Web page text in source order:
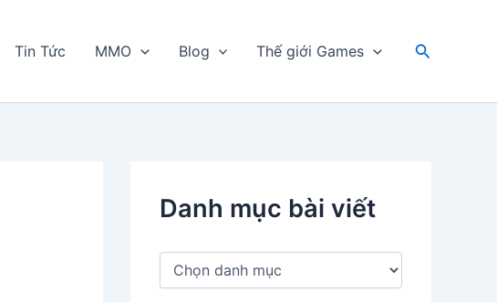
Tin Tức MMO Blog Thế giới Games
Tìm
Danh mục bài viết
D